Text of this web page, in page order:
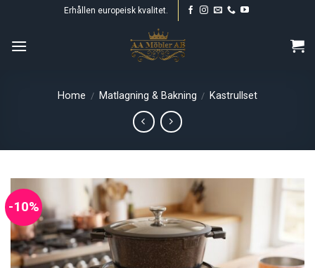
content
Erhållen europeisk kvalitet.
Home / Matlagning & Bakning / Kastrullset
-10%